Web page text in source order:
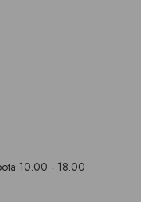
10.00 - 18.00